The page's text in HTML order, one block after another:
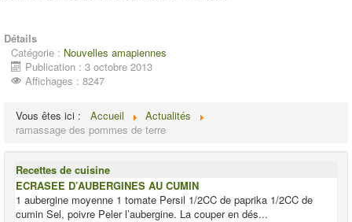
Détails
Catégorie : Nouvelles amapiennes
Publication : 3 octobre 2013
Affichages : 8247
Vous êtes ici : Accueil
Actualités
ramassage des pommes de terre
Recettes de cuisine
ECRASEE D’AUBERGINES AU CUMIN
1 aubergine moyenne 1 tomate Persil 1/2CC de paprika 1/2CC de
cumin Sel, poivre Peler l’aubergine. La couper en dés...